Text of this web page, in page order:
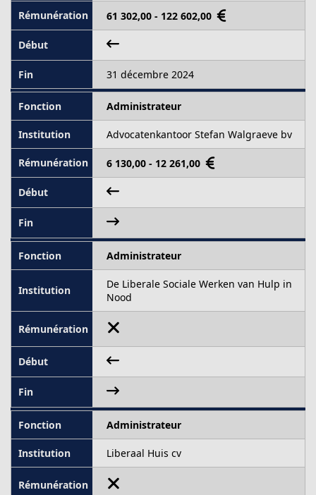
61 302,00 - 122 602,00
31 décembre 2024
Administrateur
Advocatenkantoor Stefan Walgraeve bv
6 130,00 - 12 261,00
Administrateur
De Liberale Sociale Werken van Hulp in
Nood
Administrateur
Liberaal Huis cv